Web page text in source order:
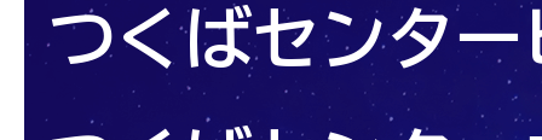
つくばセンター